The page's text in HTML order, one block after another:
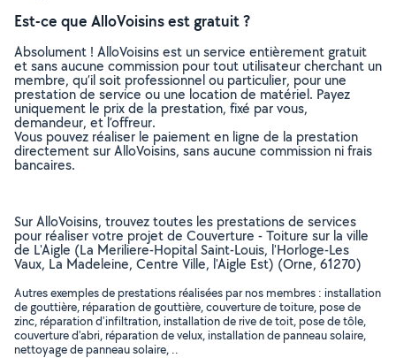
Est-ce que AlloVoisins est gratuit ?
Absolument ! AlloVoisins est un service entièrement gratuit
et sans aucune commission pour tout utilisateur cherchant un
membre, qu’il soit professionnel ou particulier, pour une
prestation de service ou une location de matériel. Payez
uniquement le prix de la prestation, fixé par vous,
demandeur, et l’offreur.
Vous pouvez réaliser le paiement en ligne de la prestation
directement sur AlloVoisins, sans aucune commission ni frais
bancaires.
Sur AlloVoisins, trouvez toutes les prestations de services
pour réaliser votre projet de Couverture - Toiture sur la ville
de L'Aigle (La Meriliere-Hopital Saint-Louis, l'Horloge-Les
Vaux, La Madeleine, Centre Ville, l'Aigle Est) (Orne, 61270)
Autres exemples de prestations réalisées par nos membres : installation
de gouttière, réparation de gouttière, couverture de toiture, pose de
zinc, réparation d'infiltration, installation de rive de toit, pose de tôle,
couverture d'abri, réparation de velux, installation de panneau solaire,
nettoyage de panneau solaire, ..